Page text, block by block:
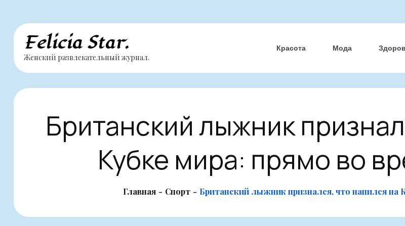
Перейти
содержимому
Felicia Star.
Женский развлекательный журнал.
Красота Мода
Британский лыжник
Кубке мира: прямо во
Главная Спорт Британский лыжник признался, что напился на